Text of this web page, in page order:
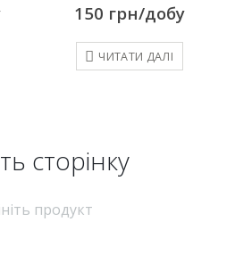
150 грн/добу
ЧИТАТИ ДАЛІ
cторінку
продукт